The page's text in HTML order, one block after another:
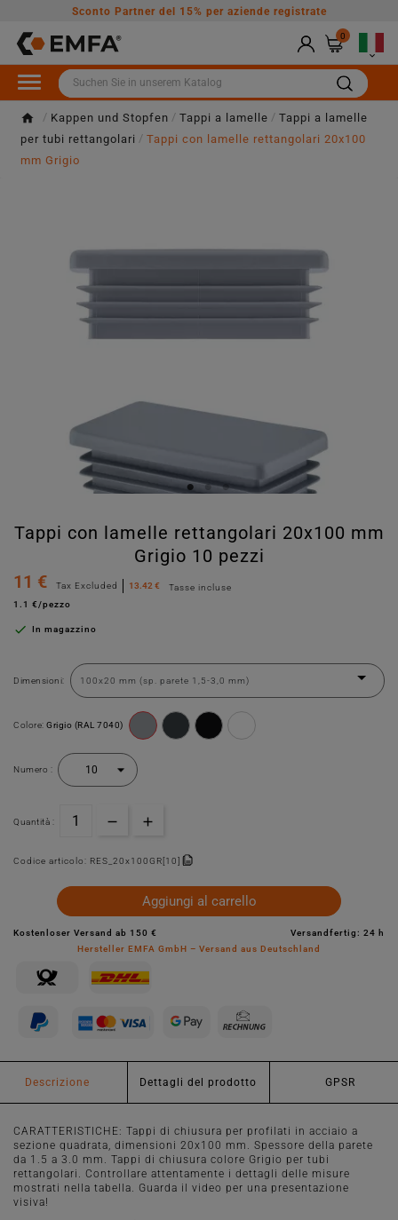
Sconto Partner del 15% per aziende registrate
0

Kappen und Stopfen Tappi a lamelle
Tappi a lamelle
per tubi rettangolari
Tappi con lamelle rettangolari 20x100
mm Grigio
Tappi con lamelle rettangolari 20x100 mm
Grigio 10 pezzi
11 €
Tax Excluded 13.42 €
Tasse incluse
1.1 €/pezzo
 In magazzino
Dimensioni:
Colore: Grigio (RAL 7040)
Numero :
Quantità :
Codice articolo: RES_20x100GR[10]
Aggiungi al carrello
Kostenloser Versand ab 150 €
Versandfertig: 24 h
Hersteller EMFA GmbH – Versand aus Deutschland
Descrizione Dettagli del prodotto GPSR
CARATTERISTICHE: Tappi di chiusura per profilati in acciaio a
sezione quadrata, dimensioni 20x100 mm. Spessore della parete
da 1.5 a 3.0 mm. Tappi di chiusura colore Grigio per tubi
rettangolari. Controllare attentamente i dettagli delle misure
mostrati nella tabella. Guarda il video per una presentazione
visiva!